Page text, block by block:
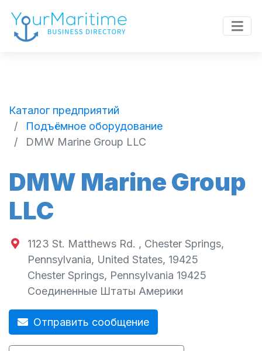
Каталог предприятий
Подъёмное оборудование
DMW Marine Group LLC
DMW Marine Group
LLC
1123 St. Matthews Rd. , Chester Springs,
Pennsylvania, United States, 19425
Chester Springs, Pennsylvania 19425
Соединенные Штаты Америки
Отправить сообщение